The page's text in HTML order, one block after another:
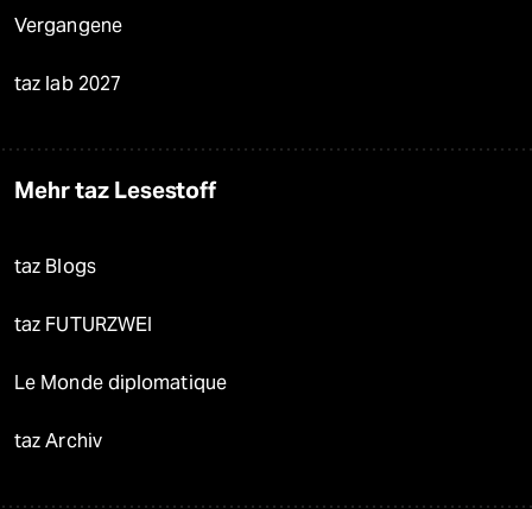
Vergangene
taz lab 2027
Mehr taz Lesestoff
taz Blogs
taz FUTURZWEI
Le Monde diplomatique
taz Archiv